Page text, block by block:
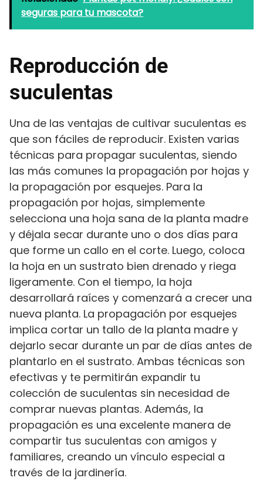
seguras para tu mascota?
Reproducción de
suculentas
Una de las ventajas de cultivar suculentas es
que son fáciles de reproducir. Existen varias
técnicas para propagar suculentas, siendo
las más comunes la propagación por hojas y
la propagación por esquejes. Para la
propagación por hojas, simplemente
selecciona una hoja sana de la planta madre
y déjala secar durante uno o dos días para
que forme un callo en el corte. Luego, coloca
la hoja en un sustrato bien drenado y riega
ligeramente. Con el tiempo, la hoja
desarrollará raíces y comenzará a crecer una
nueva planta. La propagación por esquejes
implica cortar un tallo de la planta madre y
dejarlo secar durante un par de días antes de
plantarlo en el sustrato. Ambas técnicas son
efectivas y te permitirán expandir tu
colección de suculentas sin necesidad de
comprar nuevas plantas. Además, la
propagación es una excelente manera de
compartir tus suculentas con amigos y
familiares, creando un vínculo especial a
través de la jardinería.